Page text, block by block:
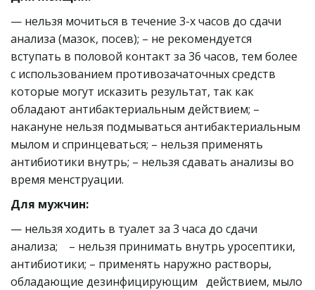
— нельзя мочиться в течение 3-х часов до сдачи
анализа (мазок, посев); – не рекомендуется
вступать в половой контакт за 36 часов, тем более
с использованием противозачаточных средств
которые могут исказить результат, так как
обладают антибактериальным действием; –
накануне нельзя подмываться антибактериальным
мылом и спринцеваться; – нельзя применять
антибиотики внутрь; – нельзя сдавать анализы во
время менструации.
Для мужчин:
— нельзя ходить в туалет за 3 часа до сдачи
анализа;    – нельзя принимать внутрь уросептики,
антибиотики; – применять наружно растворы,
обладающие дезинфицирующим   действием, мыло